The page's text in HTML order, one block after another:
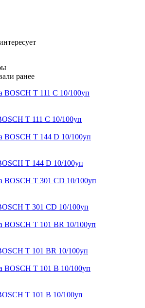
ранее
Т 111 С 10/100уп
Т 144 D 10/100уп
Т 301 CD 10/100уп
Т 101 BR 10/100уп
Т 101 B 10/100уп